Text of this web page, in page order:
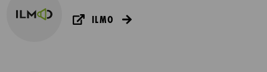
ILMO